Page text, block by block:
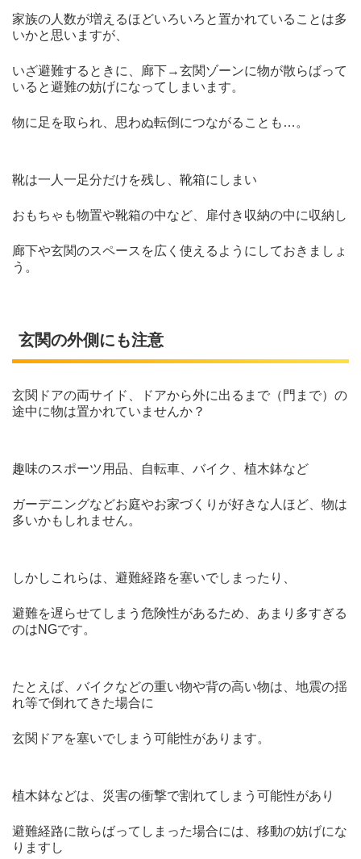
家族の人数が増えるほどいろいろと置かれていることは多
いかと思いますが、
いざ避難するときに、廊下→玄関ゾーンに物が散らばって
いると避難の妨げになってしまいます。
物に足を取られ、思わぬ転倒につながることも…。
靴は一人一足分だけを残し、靴箱にしまい
おもちゃも物置や靴箱の中など、扉付き収納の中に収納し
廊下や玄関のスペースを広く使えるようにしておきましょ
う。
玄関の外側にも注意
玄関ドアの両サイド、ドアから外に出るまで（門まで）の
途中に物は置かれていませんか？
趣味のスポーツ用品、自転車、バイク、植木鉢など
ガーデニングなどお庭やお家づくりが好きな人ほど、物は
多いかもしれません。
しかしこれらは、避難経路を塞いでしまったり、
避難を遅らせてしまう危険性があるため、あまり多すぎる
のはNGです。
たとえば、バイクなどの重い物や背の高い物は、地震の揺
れ等で倒れてきた場合に
玄関ドアを塞いでしまう可能性があります。
植木鉢などは、災害の衝撃で割れてしまう可能性があり
避難経路に散らばってしまった場合には、移動の妨げにな
りますし